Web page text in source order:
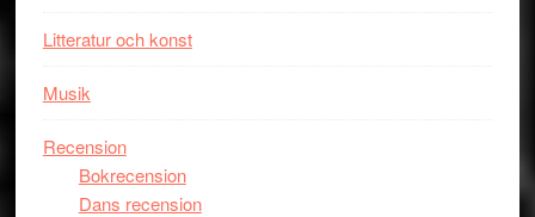
Litteratur och konst
Musik
Recension
Bokrecension
Dans recension